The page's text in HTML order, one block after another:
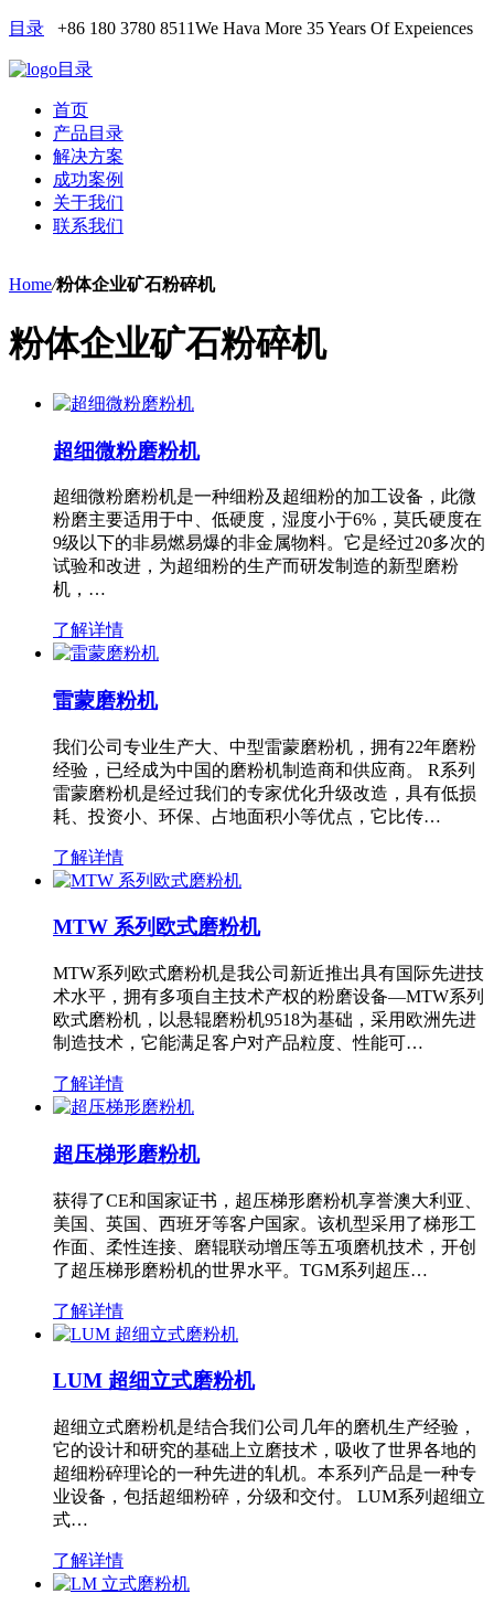
目录 +86 180 3780 8511We Hava More 35 Years Of Expeiences
目录
首页
产品目录
解决方案
成功案例
关于我们
联系我们
Home/粉体企业矿石粉碎机
粉体企业矿石粉碎机
超细微粉磨粉机
超细微粉磨粉机是一种细粉及超细粉的加工设备，此微
粉磨主要适用于中、低硬度，湿度小于6%，莫氏硬度在
9级以下的非易燃易爆的非金属物料。它是经过20多次的
试验和改进，为超细粉的生产而研发制造的新型磨粉
机，…
了解详情
雷蒙磨粉机
我们公司专业生产大、中型雷蒙磨粉机，拥有22年磨粉
经验，已经成为中国的磨粉机制造商和供应商。 R系列
雷蒙磨粉机是经过我们的专家优化升级改造，具有低损
耗、投资小、环保、占地面积小等优点，它比传…
了解详情
MTW 系列欧式磨粉机
MTW系列欧式磨粉机是我公司新近推出具有国际先进技
术水平，拥有多项自主技术产权的粉磨设备—MTW系列
欧式磨粉机，以悬辊磨粉机9518为基础，采用欧洲先进
制造技术，它能满足客户对产品粒度、性能可…
了解详情
超压梯形磨粉机
获得了CE和国家证书，超压梯形磨粉机享誉澳大利亚、
美国、英国、西班牙等客户国家。该机型采用了梯形工
作面、柔性连接、磨辊联动增压等五项磨机技术，开创
了超压梯形磨粉机的世界水平。TGM系列超压…
了解详情
LUM 超细立式磨粉机
超细立式磨粉机是结合我们公司几年的磨机生产经验，
它的设计和研究的基础上立磨技术，吸收了世界各地的
超细粉碎理论的一种先进的轧机。本系列产品是一种专
业设备，包括超细粉碎，分级和交付。 LUM系列超细立
式…
了解详情